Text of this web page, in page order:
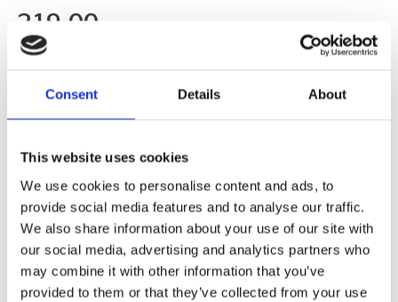
Consent Details About
This website uses cookies
We use cookies to personalise content and ads, to
provide social media features and to analyse our traffic.
We also share information about your use of our site with
our social media, advertising and analytics partners who
may combine it with other information that you’ve
provided to them or that they’ve collected from your use
219,00
st KÖP
Lagerstatus 2 st i lager Artikelnr
Wikholm Form
Fri frakt över 995kr
Snabba leveranser
Enkel betalning med Klarna